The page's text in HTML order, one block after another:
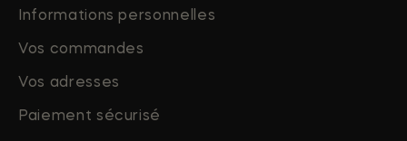
Informations personnelles
Vos commandes
Vos adresses
Paiement sécurisé